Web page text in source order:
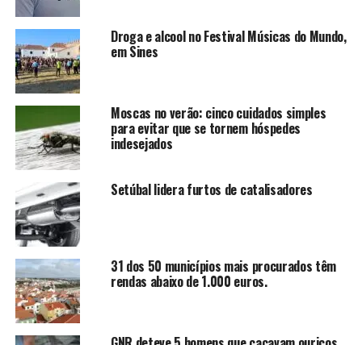
Droga e alcool no Festival Músicas do Mundo,
em Sines
Moscas no verão: cinco cuidados simples
para evitar que se tornem hóspedes
indesejados
Setúbal lidera furtos de catalisadores
31 dos 50 municípios mais procurados têm
rendas abaixo de 1.000 euros.